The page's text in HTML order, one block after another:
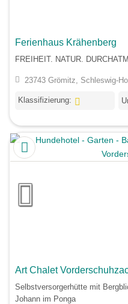
Ferienhaus Krähenberg
FREIHEIT. NATUR.
23743 Grömitz, Schleswig-
Klassifizierung:
Art Chalet
Selbstversorgerhütte mit
Johann im Ponga